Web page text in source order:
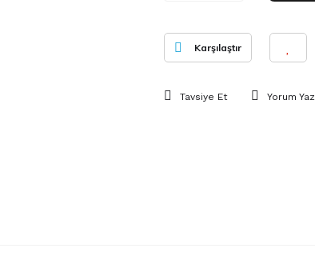
Karşılaştır
Tavsiye Et Yorum Yaz